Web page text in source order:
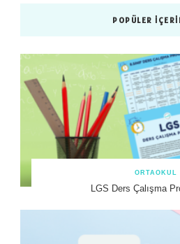
POPÜLER
ORTAOKUL
LGS Ders Çalışma